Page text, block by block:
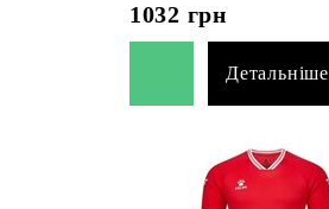
1032 грн
Детальніше